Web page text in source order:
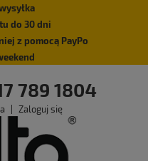
do 30 dni
z pomocą PayPo
789 1804
Zaloguj się